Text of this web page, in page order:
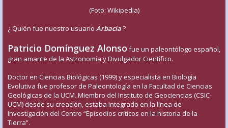
(Foto: Wikipedia)
¿ Quién fue nuestro usuario Arbacia?
Patricio Domínguez Alonso fue un paleontólogo español,
gran amante de la Astronomía y Divulgador Científico.
Doctor en Ciencias Biológicas (1999) y especialista en Biología
Evolutiva fue profesor de Paleontología en la Facultad de Ciencias
Geológicas de la UCM. Miembro del Instituto de Geociencias (CSIC-
UCM) desde su creación, estaba integrado en la línea de
Investigación del Centro “Episodios críticos en la historia de la
Tierra”.